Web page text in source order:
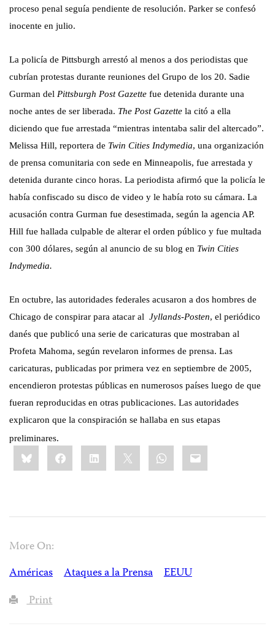
proceso penal seguía pendiente de resolución. Parker se confesó
inocente en julio.
La policía de Pittsburgh arrestó al menos a dos periodistas que
cubrían protestas durante reuniones del Grupo de los 20. Sadie
Gurman del Pittsburgh Post Gazette fue detenida durante una
noche antes de ser liberada. The Post Gazette la citó a ella
diciendo que fue arrestada “mientras intentaba salir del altercado”.
Melissa Hill, reportera de Twin Cities Indymedia, una organización
de prensa comunitaria con sede en Minneapolis, fue arrestada y
detenida durante cinco horas. La periodista afirmó que la policía le
había confiscado su disco de video y le había roto su cámara. La
acusación contra Gurman fue desestimada, según la agencia AP.
Hill fue hallada culpable de alterar el orden público y fue multada
con 300 dólares, según al anuncio de su blog en Twin Cities
Indymedia.
En octubre, las autoridades federales acusaron a dos hombres de
Chicago de conspirar para atacar al Jyllands-Posten, el periódico
danés que publicó una serie de caricaturas que mostraban al
Profeta Mahoma, según revelaron informes de prensa. Las
caricaturas, publicadas por primera vez en septiembre de 2005,
encendieron protestas públicas en numerosos países luego de que
fueran reproducidas en otras publicaciones. Las autoridades
explicaron que la conspiración se hallaba en sus etapas
preliminares.
Share
this:BlueskyFacebookLinkedIn WhatsApp
Email
More On:
Américas
Ataques a la Prensa
EEUU
Print